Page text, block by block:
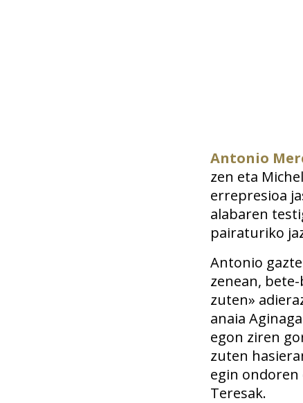
Antonio
zen eta
errepresioa
alabaren
pairaturiko
Antonio
zenean,
zuten»
anaia
egon ziren
zuten
egin ondoren
Teresak.